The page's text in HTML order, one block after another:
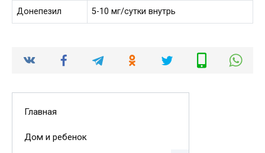
Донепезил 5-10 мг/сутки внутрь
Главная
Дом и ребенок